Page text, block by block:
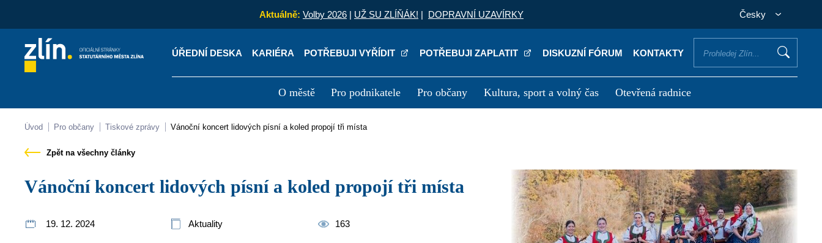
Aktuálně: Volby 2026 | UŽ SU ZLÍŇÁK! | DOPRAVNÍ UZAVÍRKY Česky
ÚŘEDNÍ DESKA KARIÉRA POTŘEBUJI VYŘÍDIT POTŘEBUJI ZAPLATIT DISKUZNÍ FÓRUM KONTAKTY
O městě Pro podnikatele Pro občany Kultura, sport a volný čas Otevřená radnice
Kontakty Úřední deska
Úvod Pro občany Tiskové zprávy Vánoční koncert lidových písní a koled propojí tři místa
Zpět na všechny články
Vánoční koncert lidových písní a koled propojí tři místa
19. 12. 2024 Aktuality 163